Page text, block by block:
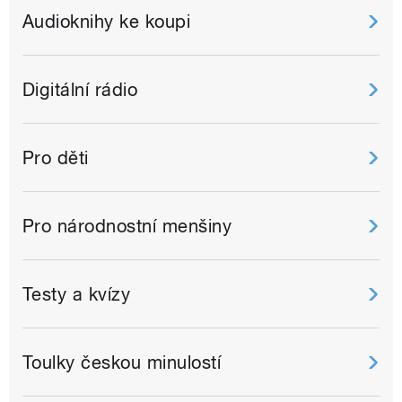
Audioknihy ke koupi
Digitální rádio
Pro děti
Pro národnostní menšiny
Testy a kvízy
Toulky českou minulostí